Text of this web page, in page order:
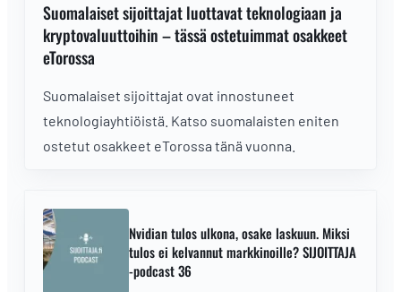
Suomalaiset sijoittajat luottavat teknologiaan ja
kryptovaluuttoihin – tässä ostetuimmat osakkeet
eTorossa
Suomalaiset sijoittajat ovat innostuneet
teknologiayhtiöistä. Katso suomalaisten eniten
ostetut osakkeet eTorossa tänä vuonna.
Nvidian tulos ulkona, osake laskuun. Miksi
tulos ei kelvannut markkinoille? SIJOITTAJA
-podcast 36